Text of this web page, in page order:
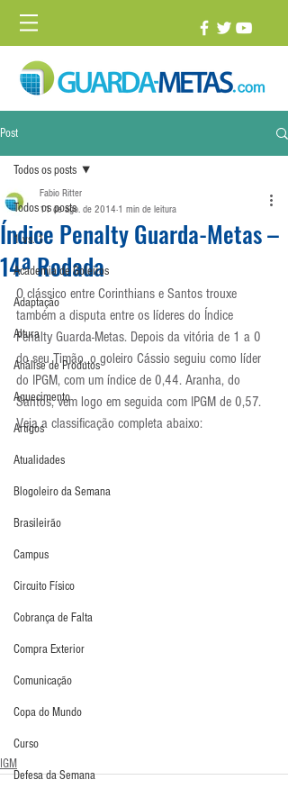
Post
Todos os posts
1 vs. 1
Academia de Goleiros
Adaptação
Altura
Análise de Produtos
Aquecimento
Artigos
Atualidades
Blogoleiro da Semana
Brasileirão
Campus
Circuito Físico
Cobrança de Falta
Compra Exterior
Comunicação
Copa do Mundo
Curso
Defesa da Semana
Todos os posts
Índice Penalty Guarda-Metas –
14ª Rodada
Fabio Ritter
11 de ago. de 2014 1 min de leitura
O clássico entre Corinthians e Santos trouxe
também a disputa entre os líderes do Índice
Penalty Guarda-Metas. Depois da vitória de 1 a 0
do seu Timão, o goleiro Cássio seguiu como líder
do IPGM, com um índice de 0,44. Aranha, do
Santos, vem logo em seguida com IPGM de 0,57.
Veja a classificação completa abaixo:
IGM